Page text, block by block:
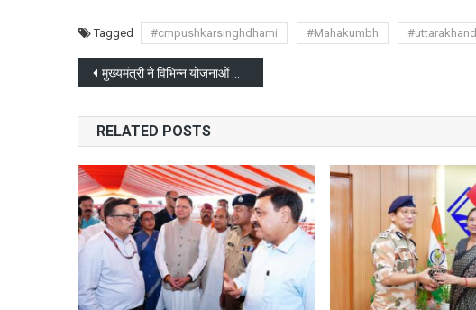
Tagged #cmpushkarsinghdhami #Mahakumbh #uttarakhand
Post
navigation
मुख्यमंत्री ने विभिन्न योजनाओं के लिए स्वीकृत की धनराशि
RELATED POSTS